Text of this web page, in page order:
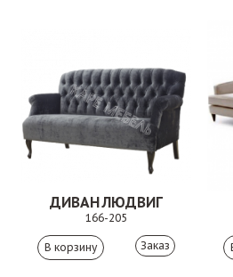
ДИВАН ЛЮДВИГ
166-205
Заказ